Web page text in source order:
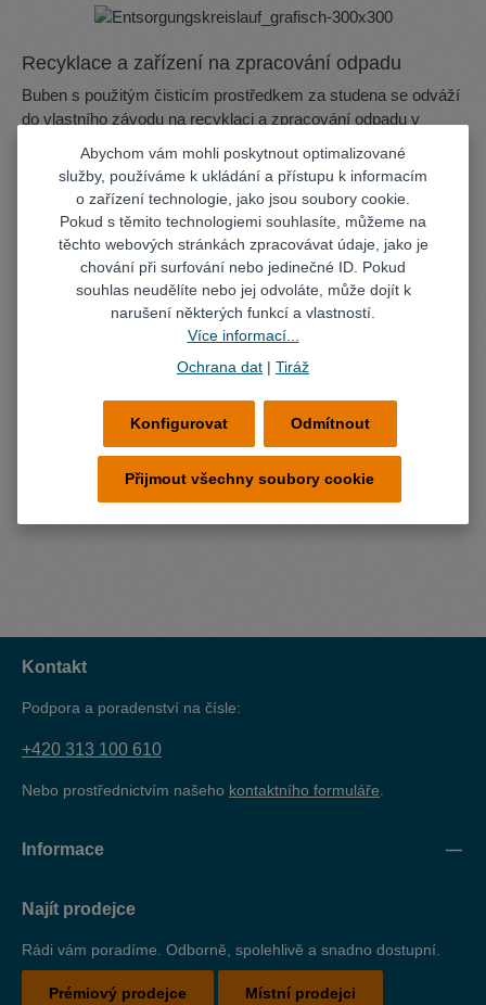
Recyklace a zařízení na zpracování odpadu
Buben s použitým čisticím prostředkem za studena se odváží
do vlastního závodu na recyklaci a zpracování odpadu v
Čistič je fyzicky předčištěn: filtrován, odstředěn a poté
destilován a rafinován. Tímto způsobem lze téměř 100 % čistý
čisticí prostředek IBS za studena vrátit do hospodářského
cyklu. Dokonce i předem odfiltrovaný olejový kal lze využít k
výrobě energie, například při spalování.
Společnost IBS je průkopníkem oběhového hospodářství v
požadavky zákona na podporu oběhového hospodářství a
aktivně přispívá k ochraně životního prostředí.
Čištění dílů IBS je ekologické a udržitelné řešení pro čištění
Kontakt
Podpora a poradenství na čísle:
+420 313 100 610
Nebo prostřednictvím našeho kontaktního formuláře
Informace
Najít prodejce
Rádi vám poradíme. Odborně, spolehlivě a snadno dostupní.
Prémiový prodejce Místní prodejci
Abychom vám mohli poskytnout optimalizované
služby, používáme k ukládání a přístupu k informacím
o zařízení technologie, jako jsou soubory cookie.
Pokud s těmito technologiemi souhlasíte, můžeme na
těchto webových stránkách zpracovávat údaje, jako je
chování při surfování nebo jedinečné ID. Pokud
souhlas neudělíte nebo jej odvoláte, může dojít k
narušení některých funkcí a vlastností.
Více informací...
Ochrana dat | Tiráž
Odmítnout
Konfigurovat
Přijmout všechny soubory cookie